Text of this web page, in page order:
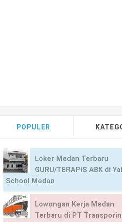
POPULER
Loker Medan Terbaru
GURU/TERAPIS ABK di
School Medan
Lowongan Kerja Medan
Terbaru di PT